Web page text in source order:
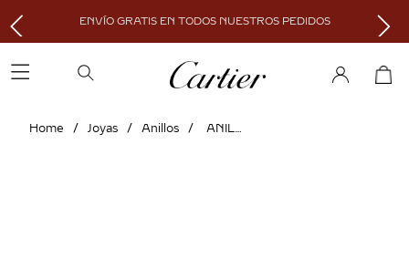
ENVÍO GRATIS EN TODOS NUESTROS PEDIDOS
Joyas Anillos ANILLO JUSTE UN CLOU, TAMAÑO PEQUEÑO, DIAMANTES